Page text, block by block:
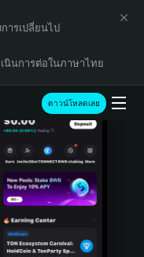
ารเปลี่ยนไป
นินการต่อในภาษาไทย
ดาวน์โหลดเลย